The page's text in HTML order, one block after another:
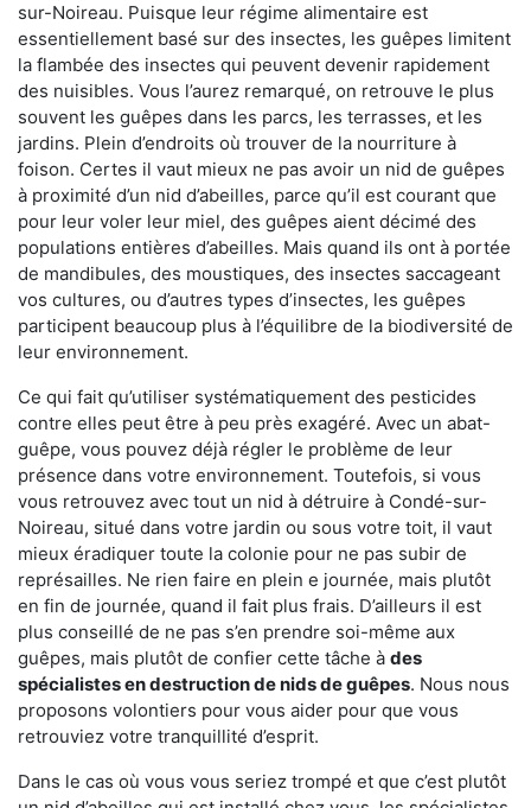
sur-Noireau. Puisque leur régime alimentaire est
essentiellement basé sur des insectes, les guêpes limitent
la flambée des insectes qui peuvent devenir rapidement
des nuisibles. Vous l’aurez remarqué, on retrouve le plus
souvent les guêpes dans les parcs, les terrasses, et les
jardins. Plein d’endroits où trouver de la nourriture à
foison. Certes il vaut mieux ne pas avoir un nid de guêpes
à proximité d’un nid d’abeilles, parce qu’il est courant que
pour leur voler leur miel, des guêpes aient décimé des
populations entières d’abeilles. Mais quand ils ont à portée
de mandibules, des moustiques, des insectes saccageant
vos cultures, ou d’autres types d’insectes, les guêpes
participent beaucoup plus à l’équilibre de la biodiversité de
leur environnement.
Ce qui fait qu’utiliser systématiquement des pesticides
contre elles peut être à peu près exagéré. Avec un abat-
guêpe, vous pouvez déjà régler le problème de leur
présence dans votre environnement. Toutefois, si vous
vous retrouvez avec tout un nid à détruire à Condé-sur-
Noireau, situé dans votre jardin ou sous votre toit, il vaut
mieux éradiquer toute la colonie pour ne pas subir de
représailles. Ne rien faire en plein e journée, mais plutôt
en fin de journée, quand il fait plus frais. D’ailleurs il est
plus conseillé de ne pas s’en prendre soi-même aux
guêpes, mais plutôt de confier cette tâche à des
spécialistes en destruction de nids de guêpes. Nous nous
proposons volontiers pour vous aider pour que vous
retrouviez votre tranquillité d’esprit.
Dans le cas où vous vous seriez trompé et que c’est plutôt